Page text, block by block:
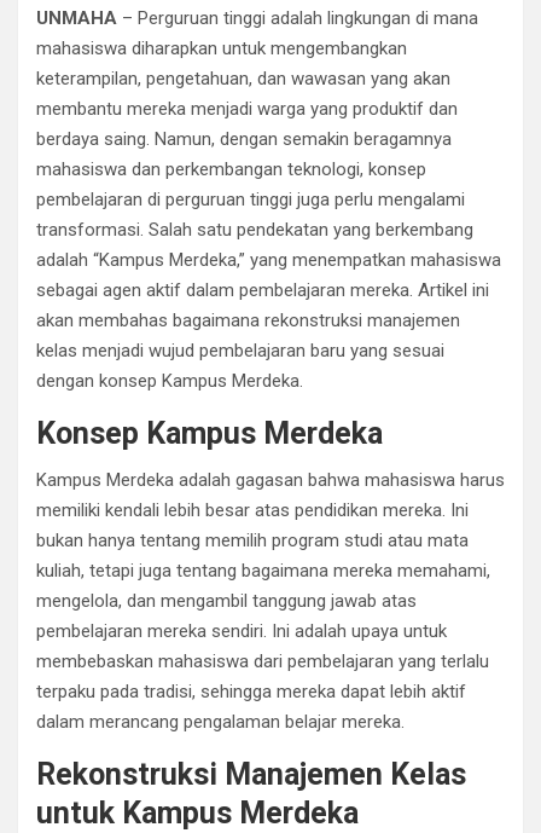
UNMAHA – Perguruan tinggi adalah lingkungan di mana
mahasiswa diharapkan untuk mengembangkan
keterampilan, pengetahuan, dan wawasan yang akan
membantu mereka menjadi warga yang produktif dan
berdaya saing. Namun, dengan semakin beragamnya
mahasiswa dan perkembangan teknologi, konsep
pembelajaran di perguruan tinggi juga perlu mengalami
transformasi. Salah satu pendekatan yang berkembang
adalah “Kampus Merdeka,” yang menempatkan mahasiswa
sebagai agen aktif dalam pembelajaran mereka. Artikel ini
akan membahas bagaimana rekonstruksi manajemen
kelas menjadi wujud pembelajaran baru yang sesuai
dengan konsep Kampus Merdeka.
Konsep Kampus Merdeka
Kampus Merdeka adalah gagasan bahwa mahasiswa harus
memiliki kendali lebih besar atas pendidikan mereka. Ini
bukan hanya tentang memilih program studi atau mata
kuliah, tetapi juga tentang bagaimana mereka memahami,
mengelola, dan mengambil tanggung jawab atas
pembelajaran mereka sendiri. Ini adalah upaya untuk
membebaskan mahasiswa dari pembelajaran yang terlalu
terpaku pada tradisi, sehingga mereka dapat lebih aktif
dalam merancang pengalaman belajar mereka.
Rekonstruksi Manajemen Kelas
untuk Kampus Merdeka